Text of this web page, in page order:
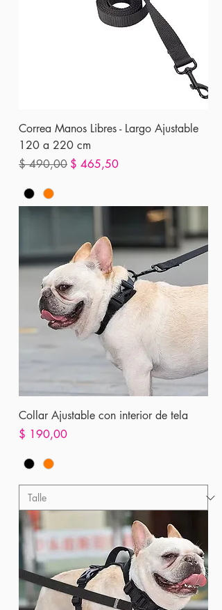
Correa Manos Libres - Largo Ajustable
120 a 220 cm
Precio
$ 490,00 Precio de oferta
$ 465,50
Collar Ajustable con interior de tela
Precio
$ 190,00